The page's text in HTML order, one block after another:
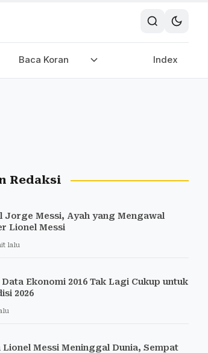
Baca Koran Index
Redaksi
Jorge Messi, Ayah yang Mengawal
Lionel Messi
lalu
Data Ekonomi 2016 Tak Lagi Cukup untuk
2026
Lionel Messi Meninggal Dunia, Sempat